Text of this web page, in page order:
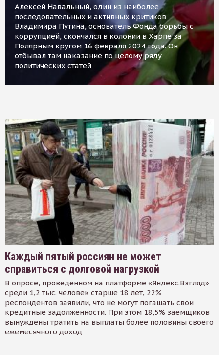
Алексей Навальный, один из наиболее
последовательных и активных критиков
Владимира Путина, основатель Фонда борьбы с
коррупцией, скончался в колонии в Харпе за
Полярным кругом 16 февраля 2024 года. Он
отбывал там наказание по целому ряду
политических статей
Каждый пятый россиян не может
справиться с долговой нагрузкой
В опросе, проведенном на платформе «Яндекс.Взгляд»
среди 1,2 тыс. человек старше 18 лет, 22%
респондентов заявили, что не могут погашать свои
кредитные задолженности. При этом 18,5% заемщиков
вынуждены тратить на выплаты более половины своего
ежемесячного доход